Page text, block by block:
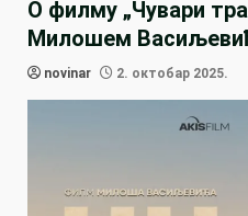
О филму „Чувари
Милошем
novinar 2. октобар 2025.